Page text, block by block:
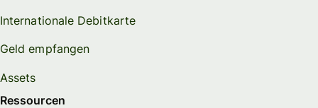
Internationale Debitkarte
Geld empfangen
Assets
Ressourcen